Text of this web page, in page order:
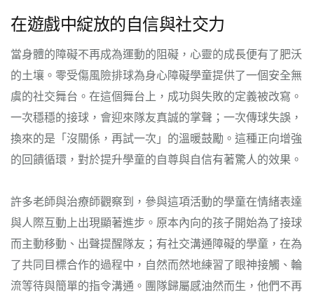
在遊戲中綻放的自信與社交力
當身體的障礙不再成為運動的阻礙，心靈的成長便有了肥沃
的土壤。零受傷風險排球為身心障礙學童提供了一個安全無
虞的社交舞台。在這個舞台上，成功與失敗的定義被改寫。
一次穩穩的接球，會迎來隊友真誠的掌聲；一次傳球失誤，
換來的是「沒關係，再試一次」的溫暖鼓勵。這種正向增強
的回饋循環，對於提升學童的自尊與自信有著驚人的效果。
許多老師與治療師觀察到，參與這項活動的學童在情緒表達
與人際互動上出現顯著進步。原本內向的孩子開始為了接球
而主動移動、出聲提醒隊友；有社交溝通障礙的學童，在為
了共同目標合作的過程中，自然而然地練習了眼神接觸、輪
流等待與簡單的指令溝通。團隊歸屬感油然而生，他們不再